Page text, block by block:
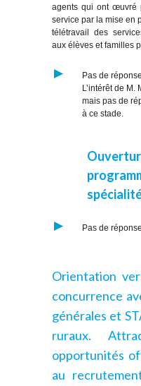
agents qui ont œuvré
service par la mise en
télétravail des
aux élèves et familles
Pas de
L’intérêt de
mais pas de
à ce stade.
Pas de
Orientation
concurrence
générales et
ruraux.
opportunités
au